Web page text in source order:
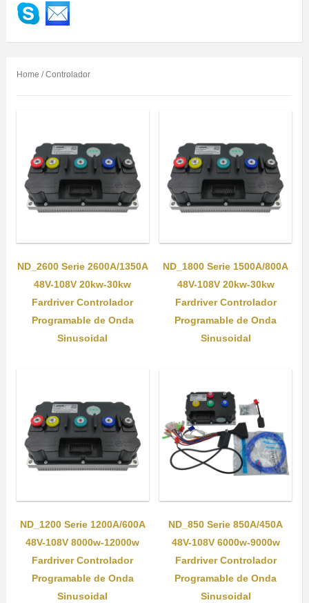
Home / Controlador
ND_2600 Serie 2600A/1350A
48V-108V 20kw-30kw
Fardriver Controlador
Programable de Onda
Sinusoidal
ND_1800 Serie 1500A/800A
48V-108V 20kw-30kw
Fardriver Controlador
Programable de Onda
Sinusoidal
ND_1200 Serie 1200A/600A
48V-108V 8000w-12000w
Fardriver Controlador
Programable de Onda
Sinusoidal
ND_850 Serie 850A/450A
48V-108V 6000w-9000w
Fardriver Controlador
Programable de Onda
Sinusoidal